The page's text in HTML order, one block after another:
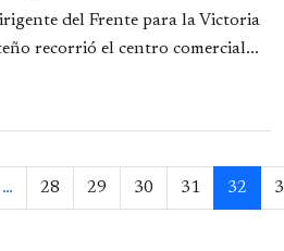
del Frente para la Victoria
recorrió el centro comercial...
anterior
… 28 29 30 31 32